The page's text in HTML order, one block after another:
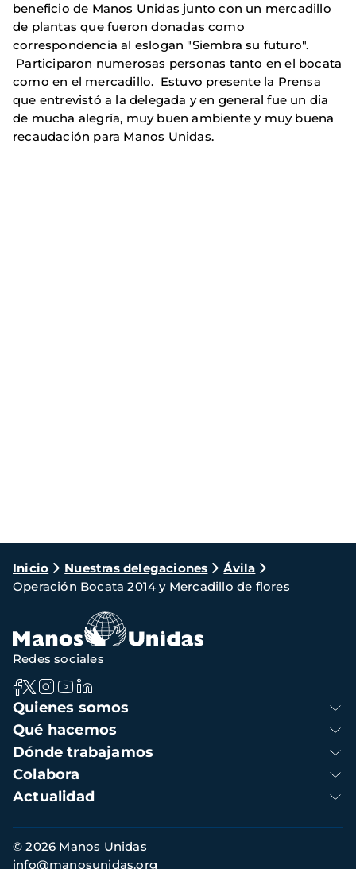
beneficio de Manos Unidas junto con un mercadillo
de plantas que fueron donadas como
correspondencia al eslogan "Siembra su futuro".
Participaron numerosas personas tanto en el bocata
como en el mercadillo. Estuvo presente la Prensa
que entrevistó a la delegada y en general fue un dia
de mucha alegría, muy buen ambiente y muy buena
recaudación para Manos Unidas.
Ruta
de
navegación
Inicio Nuestras delegaciones
Ávila
Operación Bocata 2014 y Mercadillo de flores
Navegación
principal
Quienes somos
Qué hacemos
Dónde trabajamos
Colabora
Actualidad
Redes sociales
Información
de
© 2026 Manos Unidas
info@manosunidas.org